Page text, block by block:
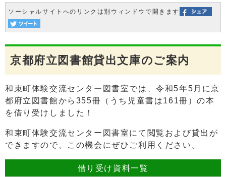
ソーシャルサイトへのリンクは別ウィンドウで開きます
京都府立図書館貸出文庫のご案内
和束町体験交流センター図書室では、令和5年5月に京
都府立図書館から355冊（うち児童書は161冊）の本
を借り受けしました！
和束町体験交流センター図書室にて閲覧および貸出が
できますので、この機会にぜひご利用ください。
借り受け資料一覧